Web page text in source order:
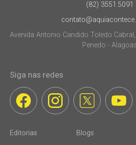
(82) 3551.5091
Avenida Antonio Candido Toledo
Penedo -
Siga nas redes
Editorias Blogs